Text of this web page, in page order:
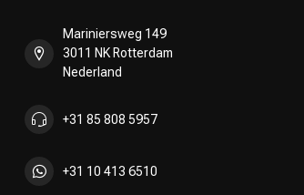
Mariniersweg 149
3011 NK Rotterdam
Nederland
+31 85 808 5957
+31 10 413 6510